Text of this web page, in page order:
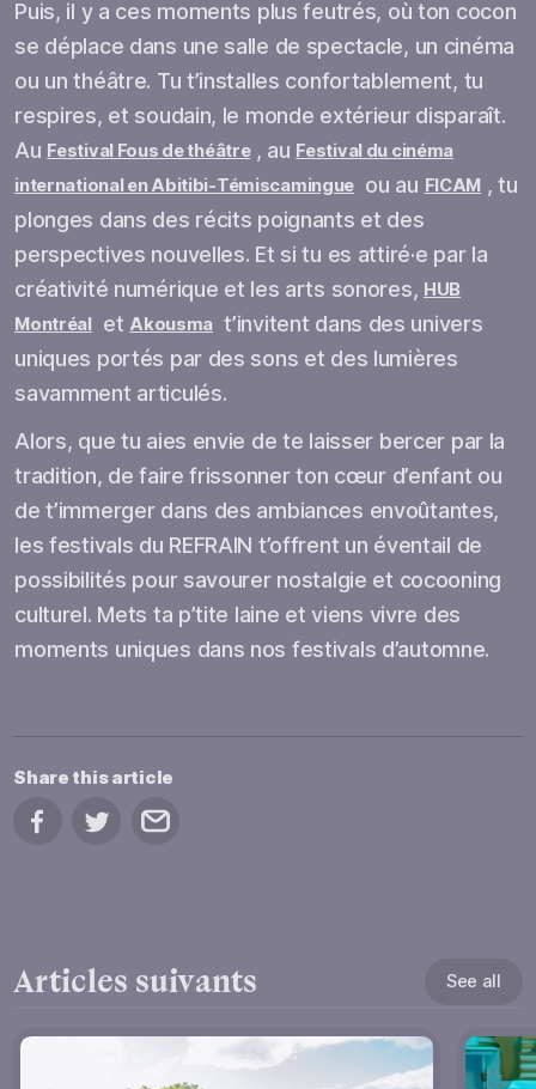
Puis, il y a ces moments plus feutrés, où ton cocon
se déplace dans une salle de spectacle, un cinéma
ou un théâtre. Tu t’installes confortablement, tu
respires, et soudain, le monde extérieur disparaît.
Au Festival Fous de théâtre , au Festival du cinéma
international en Abitibi-Témiscamingue ou au FICAM , tu
plonges dans des récits poignants et des
perspectives nouvelles. Et si tu es attiré·e par la
créativité numérique et les arts sonores, HUB
Montréal et Akousma t’invitent dans des univers
uniques portés par des sons et des lumières
savamment articulés.
Alors, que tu aies envie de te laisser bercer par la
tradition, de faire frissonner ton cœur d’enfant ou
de t’immerger dans des ambiances envoûtantes,
les festivals du REFRAIN t’offrent un éventail de
possibilités pour savourer nostalgie et cocooning
culturel. Mets ta p’tite laine et viens vivre des
moments uniques dans nos festivals d’automne.
Share this article
Share on Facebook
Share on Twitter
Share by email
Articles suivants See all